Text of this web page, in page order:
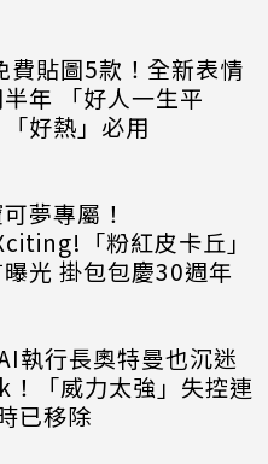
費貼圖5款！全新表情
年 「好人一生平
好熱」必用
夢專屬！
「粉紅皮卡丘」
光 掛包包慶30週年
執行長奧特曼也沉迷
「威力太強」失控連
已移除